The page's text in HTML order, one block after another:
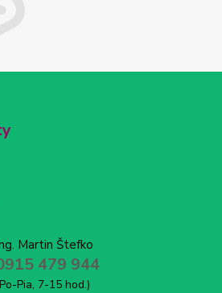
Martin Štefko
479 944
Pia, 7-15 hod.)